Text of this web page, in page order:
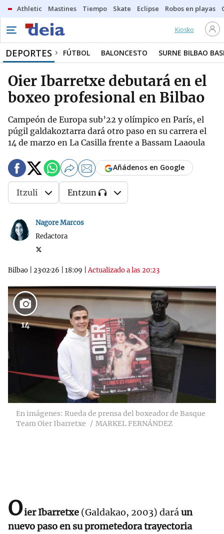
Athletic Mastines Tiempo Skate Eclipse Robos en playas
Kiosko
DEPORTES FÚTBOL BALONCESTO SURNE BILBAO
Oier Ibarretxe debutará en el
boxeo profesional en Bilbao
Campeón de Europa sub’22 y olímpico en París, el
púgil galdakoztarra dará otro paso en su carrera el
14 de marzo en La Casilla frente a Bassam Laaoula
Nagore Marcos
Redactora
Bilbao 23·02·26 18:09 |Actualizado a las 20:23
Añádenos en Google
Itzuli Entzun
14
En imágenes: Rueda de prensa del boxeador de Basque
Team Oier Ibarretxe
MARKEL FERNÁNDEZ
Oier Ibarretxe (Galdakao, 2003) daráun
nuevo paso en su prometedora trayectoria